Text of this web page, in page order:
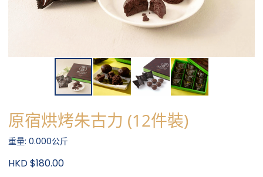
原宿烘烤朱古力 (12件裝)
重量: 0.000公斤
HKD $180.00